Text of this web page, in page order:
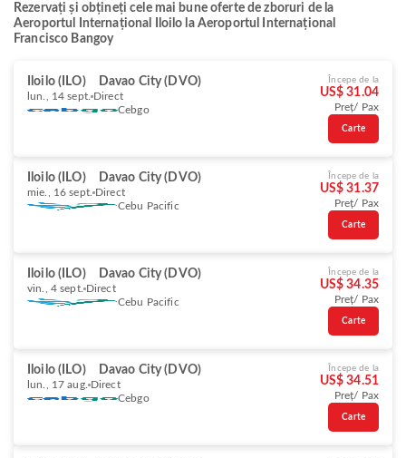
Rezervați și obțineți cele mai bune oferte de zboruri de la
Aeroportul Internațional Iloilo la Aeroportul Internațional
Francisco Bangoy
Iloilo (ILO) Davao City (DVO)
lun., 14 sept. Direct
Cebgo
Începe de la
US$ 31.04
Preț/ Pax
Carte
Iloilo (ILO) Davao City (DVO)
mie., 16 sept. Direct
Cebu Pacific
Începe de la
US$ 31.37
Preț/ Pax
Carte
Iloilo (ILO) Davao City (DVO)
vin., 4 sept. Direct
Cebu Pacific
Începe de la
US$ 34.35
Preț/ Pax
Carte
Iloilo (ILO) Davao City (DVO)
lun., 17 aug. Direct
Cebgo
Începe de la
US$ 34.51
Preț/ Pax
Carte